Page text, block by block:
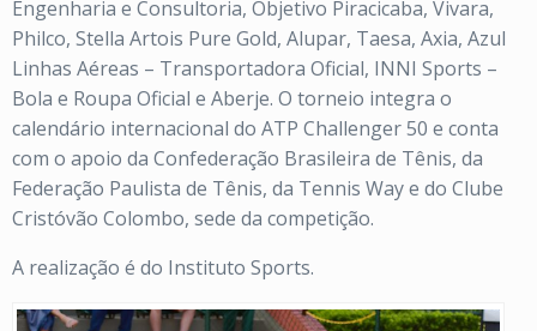
Engenharia e Consultoria, Objetivo Piracicaba, Vivara,
Philco, Stella Artois Pure Gold, Alupar, Taesa, Axia, Azul
Linhas Aéreas – Transportadora Oficial, INNI Sports –
Bola e Roupa Oficial e Aberje. O torneio integra o
calendário internacional do ATP Challenger 50 e conta
com o apoio da Confederação Brasileira de Tênis, da
Federação Paulista de Tênis, da Tennis Way e do Clube
Cristóvão Colombo, sede da competição.
A realização é do Instituto Sports.